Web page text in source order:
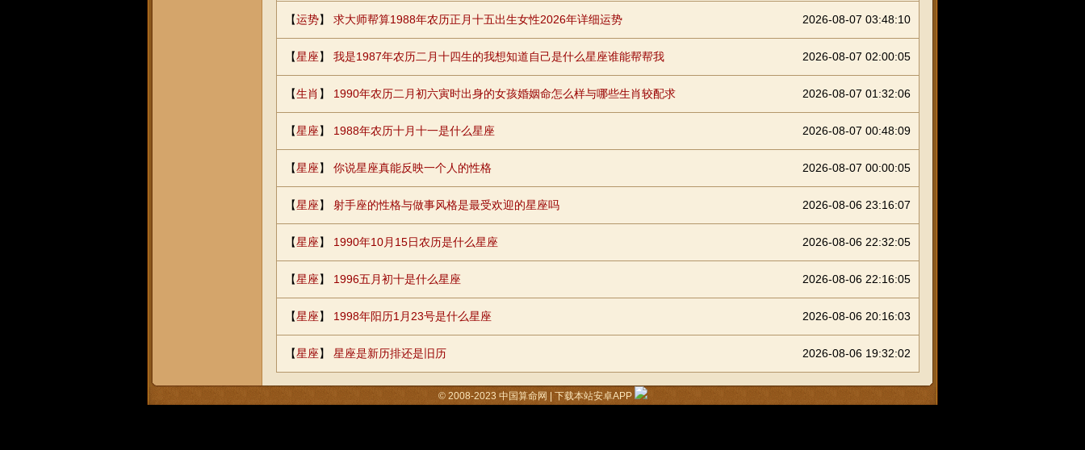
【运势】 求大师帮算1988年农历正月十五出生女性2026年详细运势 2026-08-07 03:48:10
【星座】 我是1987年农历二月十四生的我想知道自己是什么星座谁能帮帮我 2026-08-07 02:00:05
【生肖 】 1990年农历二月初六寅时出身的女孩婚姻命怎么样与哪些生肖较配求 2026-08-07 01:32:06
【星座】 1988年农历十月十一是什么星座 2026-08-07 00:48:09
【星座】 你说星座真能反映一个人的性格 2026-08-07 00:00:05
【星座】 射手座的性格与做事风格是最受欢迎的星座吗 2026-08-06 23:16:07
【星座】 1990年10月15日农历是什么星座 2026-08-06 22:32:05
【星座】 1996五月初十是什么星座 2026-08-06 22:16:05
【星座】 1998年阳历1月23号是什么星座 2026-08-06 20:16:03
【星座】 星座是新历排还是旧历 2026-08-06 19:32:02
© 2008-2023 中国算命网 |下载本站安卓APP